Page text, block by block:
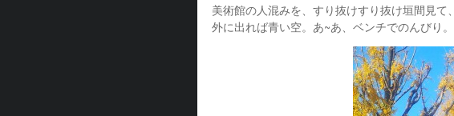
美術館の人混みを、すり抜けすり抜け垣間見て、
外に出れば青い空。あ~あ、ベンチでのんびり。